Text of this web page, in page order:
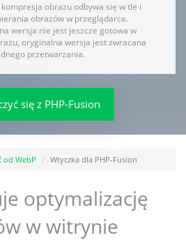
obrazu odbywa się w tle i
obrazów w przeglądarce.
wersja nie jest jeszcze gotowa w
oryginalna wersja jest zwracana
przetwarzania.
się z PHP-Fusion
od WebP Wtyczka dla PHP-Fusion
optymalizację
w witrynie